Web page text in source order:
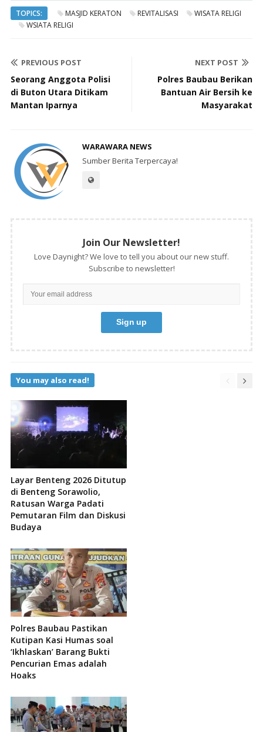
TOPICS: MASJID KERATON REVITALISASI
WISATA RELIGI
WSIATA RELIGI
PREVIOUS POST
Seorang Anggota Polisi
di Buton Utara Ditikam
Mantan Iparnya
NEXT POST
Polres Baubau Berikan
Bantuan Air Bersih ke
Masyarakat
WARAWARA NEWS
Sumber Berita Terpercaya!
Join Our Newsletter!
Love Daynight? We love to tell you about our new stuff.
Subscribe to newsletter!
You may also read!
Layar Benteng 2026 Ditutup
di Benteng Sorawolio,
Ratusan Warga Padati
Pemutaran Film dan Diskusi
Budaya
Polres Baubau Pastikan
Kutipan Kasi Humas soal
‘Ikhlaskan’ Barang Bukti
Pencurian Emas adalah
Hoaks